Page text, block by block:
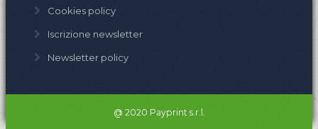
Cookies policy
Iscrizione newsletter
Newsletter policy
@ 2020 Payprint s.r.l.